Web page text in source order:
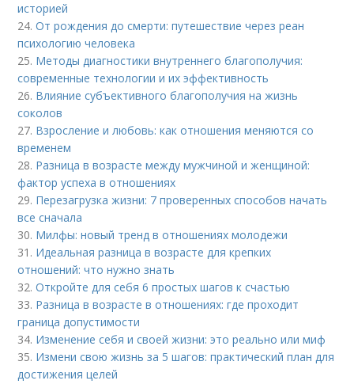
историей
24.От рождения до смерти: путешествие через реан
психологию человека
25. Методы диагностики внутреннего благополучия:
современные технологии и их эффективность
26. Влияние субъективного благополучия на жизнь
соколов
27. Взросление и любовь: как отношения меняются со
временем
28. Разница в возрасте между мужчиной и женщиной:
фактор успеха в отношениях
29. Перезагрузка жизни: 7 проверенных способов начать
все сначала
30. Милфы: новый тренд в отношениях молодежи
31. Идеальная разница в возрасте для крепких
отношений: что нужно знать
32.Откройте для себя 6 простых шагов к счастью
33. Разница в возрасте в отношениях: где проходит
граница допустимости
34. Изменение себя и своей жизни: это реально или миф
35. Измени свою жизнь за 5 шагов: практический план для
достижения целей